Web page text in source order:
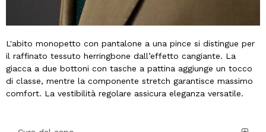
L'abito monopetto con pantalone a una pince si distingue per
il raffinato tessuto herringbone dall’effetto cangiante. La
giacca a due bottoni con tasche a pattina aggiunge un tocco
di classe, mentre la componente stretch garantisce massimo
comfort. La vestibilità regolare assicura eleganza versatile.